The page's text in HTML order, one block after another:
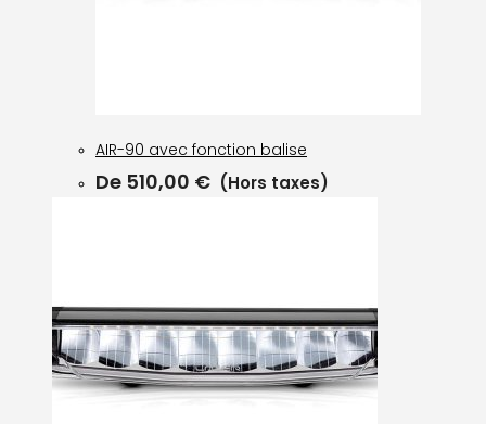
AIR-90 avec fonction balise
De 510,00 € (Hors taxes)